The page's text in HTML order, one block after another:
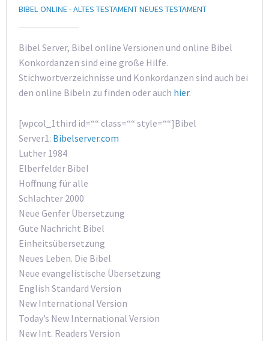
BIBEL ONLINE - ALTES TESTAMENT NEUES TESTAMENT
Bibel Server, Bibel online Versionen und online Bibel
Konkordanzen sind eine große Hilfe.
Stichwortverzeichnisse und Konkordanzen sind auch bei
den online Bibeln zu finden oder auch hier.
[wpcol_1third id=““ class=““ style=““]Bibel
Server1: Bibelserver.com
Luther 1984
Elberfelder Bibel
Hoffnung für alle
Schlachter 2000
Neue Genfer Übersetzung
Gute Nachricht Bibel
Einheitsübersetzung
Neues Leben. Die Bibel
Neue evangelistische Übersetzung
English Standard Version
New International Version
Today’s New International Version
New Int. Readers Version